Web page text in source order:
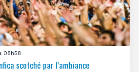
08h58
scotché par l’ambiance